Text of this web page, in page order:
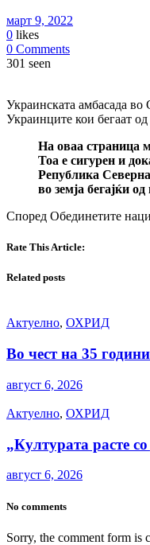
март 9, 2022
0 likes
0 Comments
301 seen
Украинската амбасада во
Украинците кои бегаат од
На оваа страница
Тоа е сигурен и
Република
во земја бегајќи
Според Обединетите
Rate This Article:
Related posts
Актуелно, ОХРИД
Во чест на 35
август 6, 2026
Актуелно, ОХРИД
„Културата расте
август 6, 2026
No comments
Sorry, the comment form is